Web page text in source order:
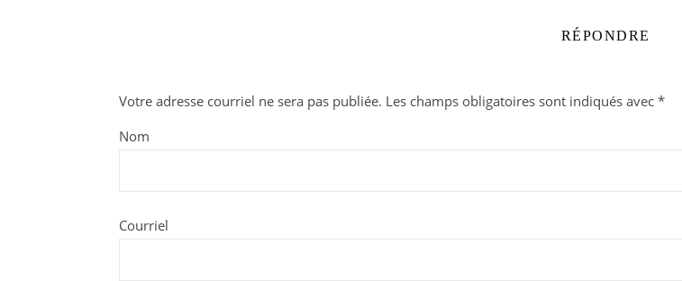
RÉPONDRE
Votre adresse courriel ne sera pas publiée. Les champs obligatoires sont indiqués avec *
Nom
Courriel